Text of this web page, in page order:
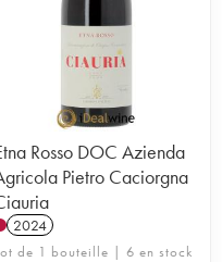
reconnu depuis
Terre di Casole
des vins délicats et
de l’Etna en Sicile
d’abord une
de nerello
supplémentaires.
de six vins, trois de
subliment leur
Rosso DOC Azienda
Pietro Caciorgna
2024
de 1 bouteille | 6 en stock